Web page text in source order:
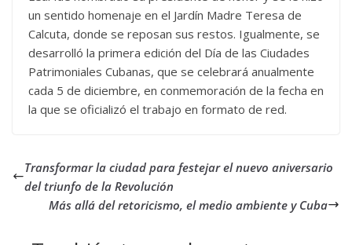
un sentido homenaje en el Jardín Madre Teresa de
Calcuta, donde se reposan sus restos. Igualmente, se
desarrolló la primera edición del Día de las Ciudades
Patrimoniales Cubanas, que se celebrará anualmente
cada 5 de diciembre, en conmemoración de la fecha en
la que se oficializó el trabajo en formato de red.
Transformar la ciudad para festejar el nuevo aniversario
del triunfo de la Revolución
Más allá del retoricismo, el medio ambiente y Cuba